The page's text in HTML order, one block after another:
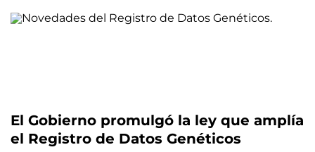
El Gobierno promulgó la ley que amplía
el Registro de Datos Genéticos